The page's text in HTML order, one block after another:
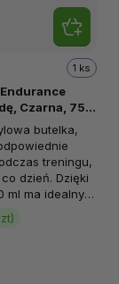
Czarna, 750
1 ks
butelka,
treningu,
dzień. Dzięki
ml ma idealny
mała, nie za...